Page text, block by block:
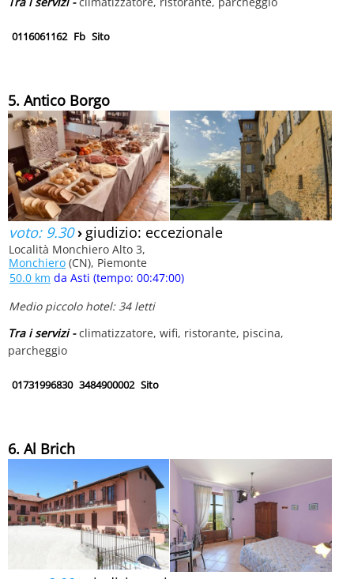
0116061162 Fb Sito
5. Antico Borgo
voto: 9.30› giudizio: eccezionale
Località Monchiero Alto 3,
Monchiero (CN), Piemonte
50.0 km da Asti (tempo: 00:47:00)
Medio piccolo hotel: 34 letti
Tra i servizi -climatizzatore, wifi, ristorante, piscina,
parcheggio
01731996830 3484900002 Sito
6. Al Brich